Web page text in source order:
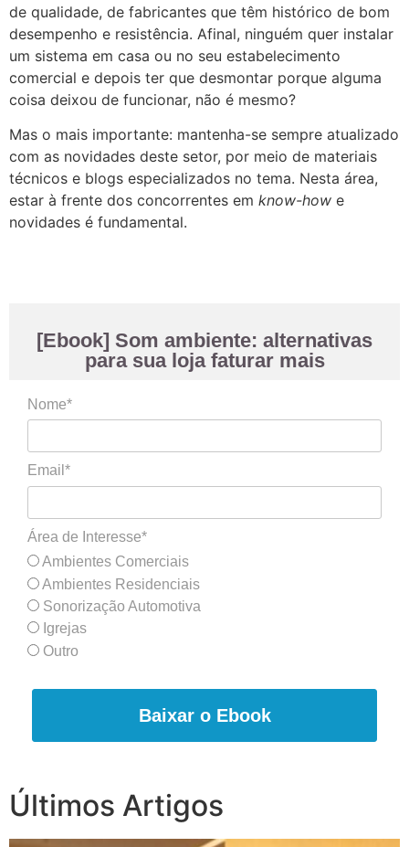
de qualidade, de fabricantes que têm histórico de bom
desempenho e resistência. Afinal, ninguém quer instalar
um sistema em casa ou no seu estabelecimento
comercial e depois ter que desmontar porque alguma
coisa deixou de funcionar, não é mesmo?
Mas o mais importante: mantenha-se sempre atualizado
com as novidades deste setor, por meio de materiais
técnicos e blogs especializados no tema. Nesta área,
estar à frente dos concorrentes em know-how e
novidades é fundamental.
[Ebook] Som ambiente: alternativas
para sua loja faturar mais
Nome*
Email*
Área de Interesse*
Ambientes Comerciais
Ambientes Residenciais
Sonorização Automotiva
Igrejas
Outro
Baixar o Ebook
Últimos Artigos